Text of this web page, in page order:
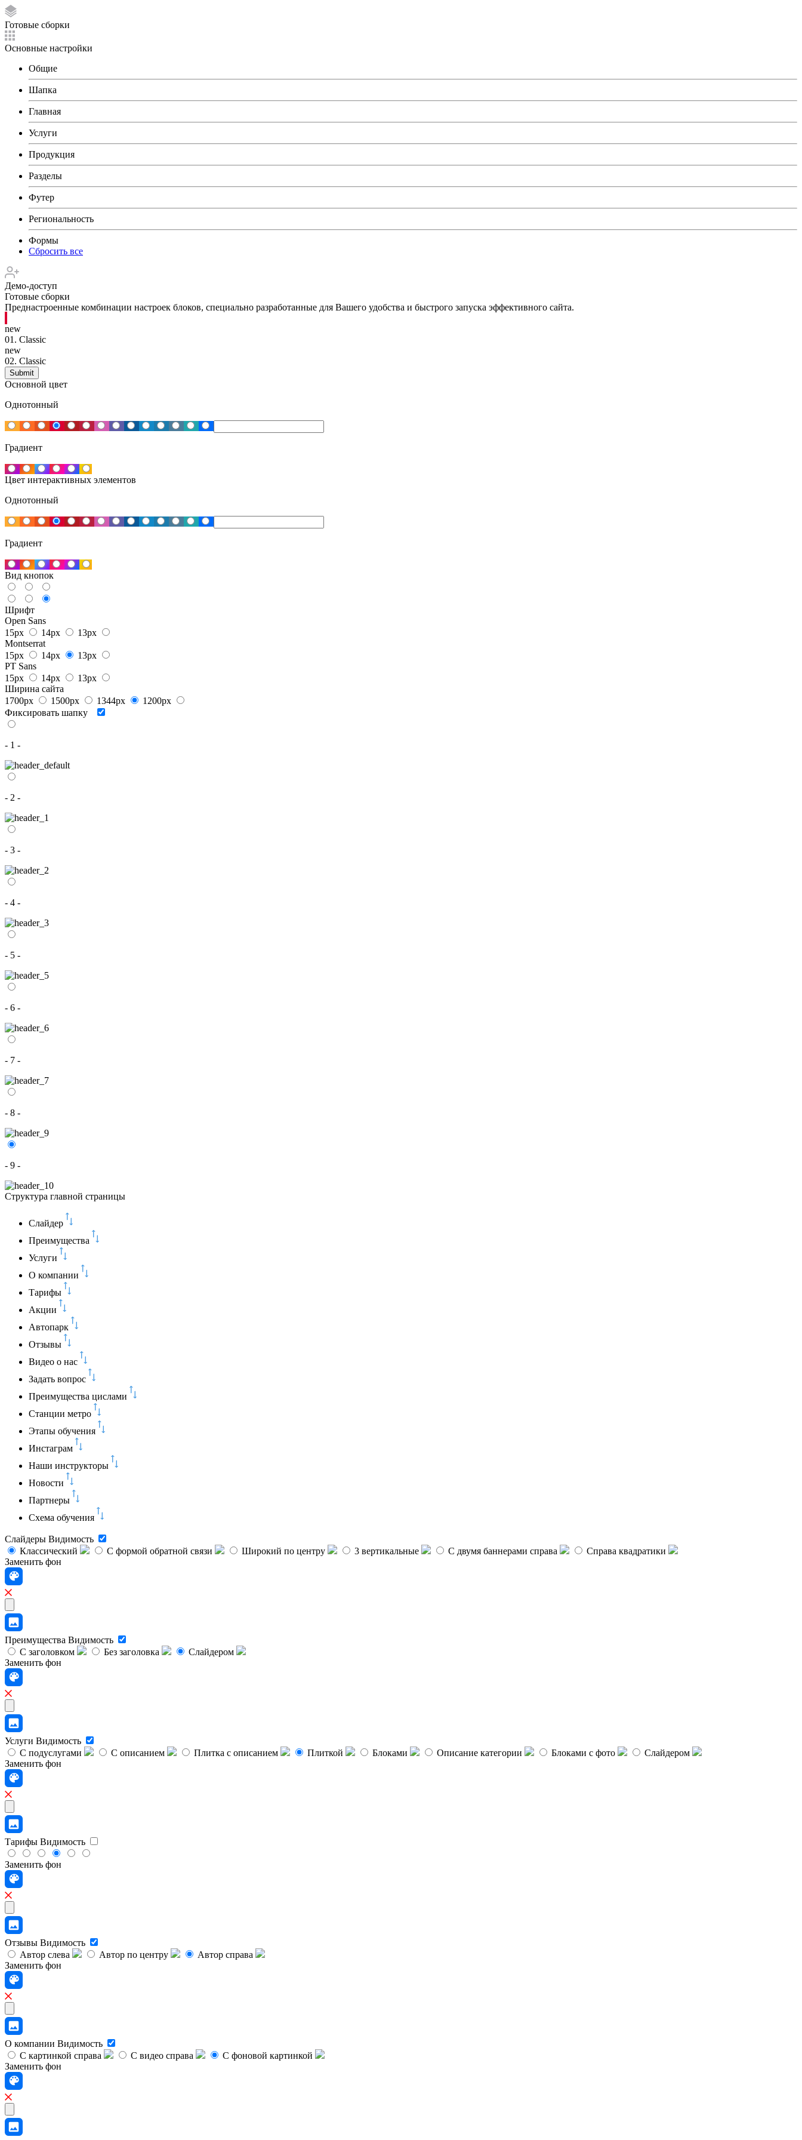
Готовые сборки
Основные настройки
Общие
Шапка
Главная
Услуги
Продукция
Разделы
Футер
Региональность
Формы
Сбросить все
Демо-доступ
Готовые сборки
Преднастроенные комбинации настроек блоков, специально разработанные для Вашего удобства и быстрого запуска эффективного сайта.
new
01. Classic
new
02. Classic
Основной цвет
Однотонный
Градиент
Цвет интерактивных элементов
Однотонный
Градиент
Вид кнопок
Шрифт
Open Sans
15px
14px
13px
Montserrat
15px
14px
13px
PT Sans
15px
14px
13px
Ширина сайта
1700px
1500px 1344px
1200px
Фиксировать шапку
- 1 -
- 2 -
- 3 -
- 4 -
- 5 -
- 6 -
- 7 -
- 8 -
- 9 -
Структура главной страницы
Слайдер
Преимущества
Услуги
О компании
Тарифы
Акции
Автопарк
Отзывы
Видео о нас
Задать вопрос
Преимущества цислами
Станции метро
Этапы обучения
Инстаграм
Наши инструкторы
Новости
Партнеры
Схема обучения
Слайдеры Видимость
Классический
C формой обратной связи Широкий по центру 3 вертикальные С двумя баннерами справа
Справа квадратики
Заменить фон
Преимущества Видимость
С заголовком
Без заголовка
Слайдером
Заменить фон
Услуги Видимость
С подуслугами
С описанием Плитка с описанием Плиткой Блоками Описание категории Блоками с фото
Слайдером
Заменить фон
Тарифы Видимость
Заменить фон
Отзывы Видимость
Автор слева
Автор по центру
Автор справа
Заменить фон
О компании Видимость
С картинкой справа
С видео справа
С фоновой картинкой
Заменить фон